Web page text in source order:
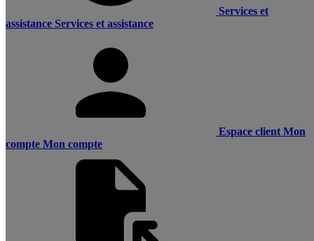
Services et
assistance Services et assistance
Espace client Mon
compte Mon compte